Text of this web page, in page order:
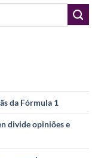
da Fórmula 1
divide opiniões e